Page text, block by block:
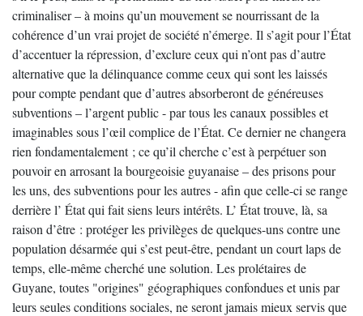
criminaliser – à moins qu’un mouvement se nourrissant de la
cohérence d’un vrai projet de société n’émerge. Il s’agit pour l’État
d’accentuer la répression, d’exclure ceux qui n’ont pas d’autre
alternative que la délinquance comme ceux qui sont les laissés
pour compte pendant que d’autres absorberont de généreuses
subventions – l’argent public - par tous les canaux possibles et
imaginables sous l’œil complice de l’État. Ce dernier ne changera
rien fondamentalement ; ce qu’il cherche c’est à perpétuer son
pouvoir en arrosant la bourgeoisie guyanaise – des prisons pour
les uns, des subventions pour les autres - afin que celle-ci se range
derrière l’ État qui fait siens leurs intérêts. L’ État trouve, là, sa
raison d’être : protéger les privilèges de quelques-uns contre une
population désarmée qui s’est peut-être, pendant un court laps de
temps, elle-même cherché une solution. Les prolétaires de
Guyane, toutes "origines" géographiques confondues et unis par
leurs seules conditions sociales, ne seront jamais mieux servis que